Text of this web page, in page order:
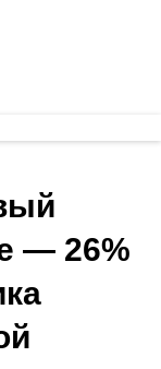
— 26%